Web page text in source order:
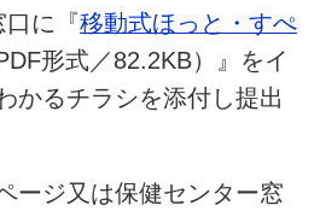
に『移動式ほっと・すぺ
形式／82.2KB）』をイ
かるチラシを添付し提出
ージ又は保健センター窓